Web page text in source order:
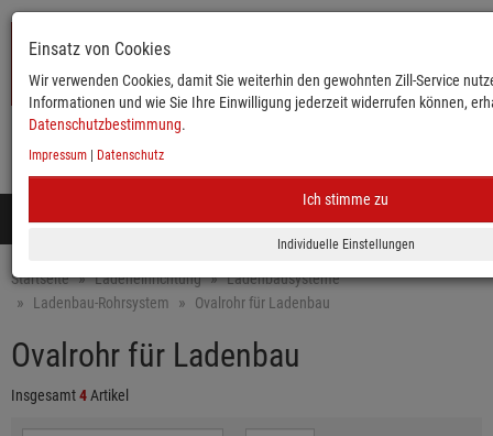
Toggle
Startseite Ladeneinrichtung
Ladenbausysteme
Ladenbau-Rohrsystem
Ovalrohr für Ladenbau
Ovalrohr für Ladenbau
Insgesamt4 Artikel
Einsatz von Cookies
Wir verwenden Cookies, damit Sie weiterhin den gewohnten Zill-Service
Informationen und wie Sie Ihre Einwilligung jederzeit widerrufen können,
Datenschutzbestimmung.
Impressum Datenschutz
Ich stimme zu